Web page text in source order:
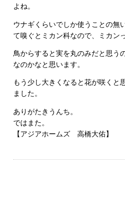
よね。
ウナギくらいでしか使うことの無
て嗅ぐとミカン科なので、ミカン
鳥からすると実を丸のみだと思う
なのかなと思います。
もう少し大きくなると花が咲くと
ました。
ありがたきうんち。
ではまた。
【アジアホームズ 高橋大佑】